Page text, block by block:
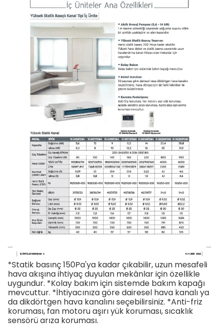
*Statik basınç 150Pa'ya kadar çıkabilir, uzun mesafeli
hava akışına ihtiyaç duyulan mekânlar için özellikle
uygundur. *Kolay bakım için sistemde bakım kapağı
mevcuttur. *İhtiyacınıza göre dairesel hava kanalı ya
da dikdörtgen hava kanalını seçebilirsiniz. *Anti-friz
koruması, fan motoru aşırı yük koruması, sıcaklık
sensörü arıza koruması.